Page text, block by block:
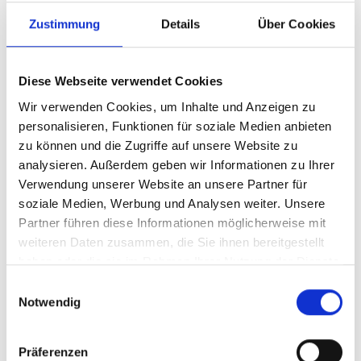
Zustimmung Details Über Cookies
Diese Webseite verwendet Cookies
Wir verwenden Cookies, um Inhalte und Anzeigen zu
personalisieren, Funktionen für soziale Medien anbieten
zu können und die Zugriffe auf unsere Website zu
analysieren. Außerdem geben wir Informationen zu Ihrer
Verwendung unserer Website an unsere Partner für
soziale Medien, Werbung und Analysen weiter. Unsere
Partner führen diese Informationen möglicherweise mit
weiteren Daten zusammen, die Sie ihnen bereitgestellt
haben oder die sie im Rahmen Ihrer Nutzung der Dienste
Notwendig
Präferenzen
Warranty, Silver, 2 Year,
for SN2000 Series Switch
Produktnummer:
ANV-780S20N0ZP2CMI24
Hersteller-Nr.:
780-S20N0Z+P2CMI24
Hersteller:
NVIDIA
Verfügbarkeit:
Nicht lagernd
Lieferzeit:
Nicht mehr verfügbar
Preis auf Anfrage
Silver, 2 Year, for SN2000 Series Switch Mellanox # SUP-